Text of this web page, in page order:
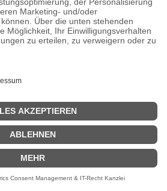
EINER
IHRE
DATEN AUFGRUND
HABEN SIE DAS
BESONDEREN SITUATION
DIESE VERARBEITUNG
WIRKUNG FÜR DIE
IHREM